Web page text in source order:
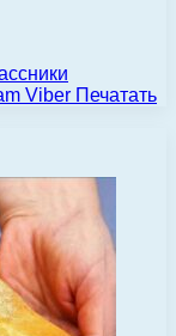
Viber Печатать